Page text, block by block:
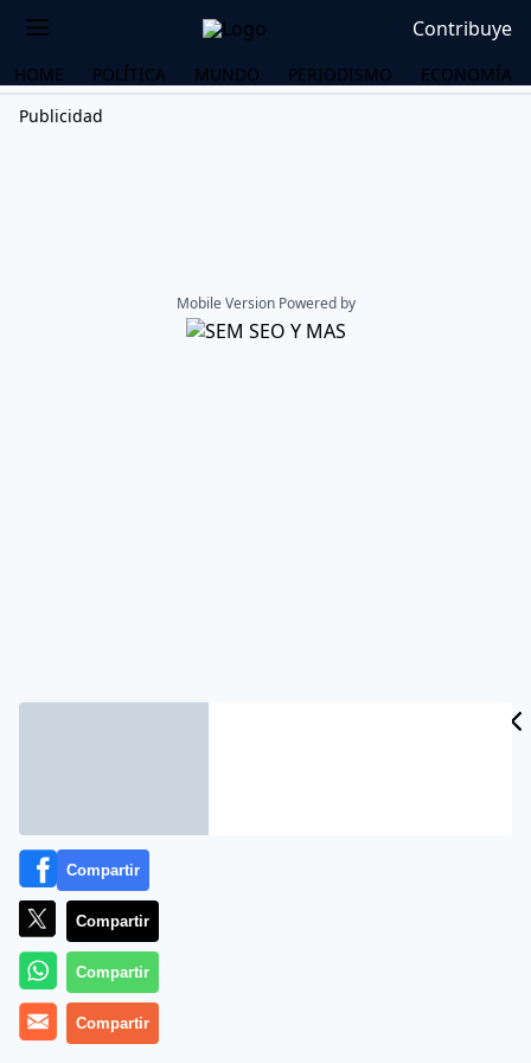
Contribuye
HOME POLÍTICA MUNDO PERIODISMO
ECONOMÍA
Publicidad
Mobile Version Powered by
Compartir
Compartir
Compartir
Compartir